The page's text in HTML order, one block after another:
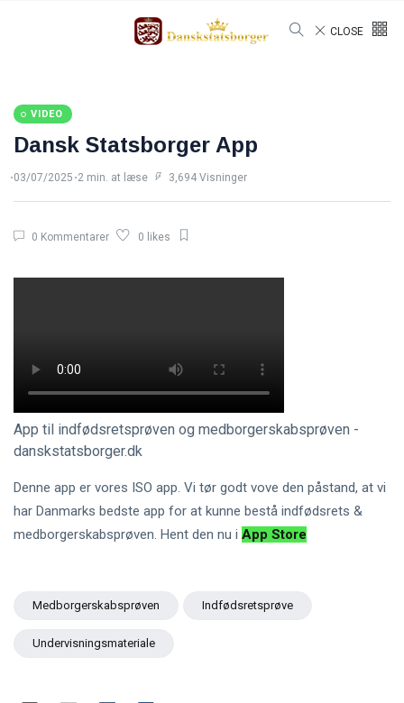
CLOSE
VIDEO
Dansk Statsborger App
03/07/2025 2 min. at læse 3,694 Visninger
0 Kommentarer 0 likes
App til indfødsretsprøven og medborgerskabsprøven -
danskstatsborger.dk
Denne app er vores ISO app. Vi tør godt vove den påstand, at vi
har Danmarks bedste app for at kunne bestå indfødsrets &
medborgerskabsprøven. Hent den nu i App Store
Medborgerskabsprøven Indfødsretsprøve
Undervisningsmateriale